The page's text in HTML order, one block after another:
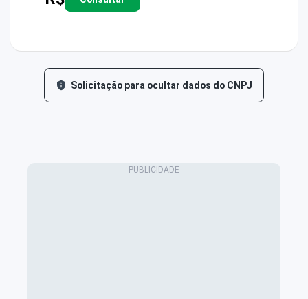
Solicitação para ocultar dados do CNPJ